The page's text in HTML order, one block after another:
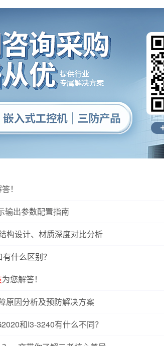
！
输出参数配置指南
构设计、材质深度对比分析
什么区别？
为您解答！
原因分析及预防解决方案
和I3-3240有什么不同？